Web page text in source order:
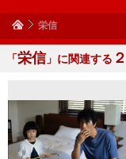
栄信
「栄信」に関連する ２